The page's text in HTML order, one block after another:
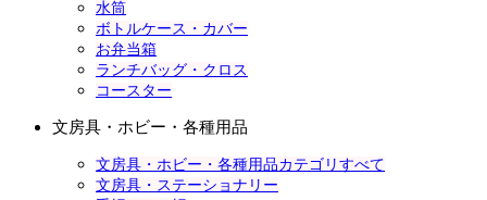
水筒
ボトルケース・カバー
お弁当箱
ランチバッグ・クロス
コースター
文房具・ホビー・各種用品
文房具・ホビー・各種用品カテゴリすべて
文房具・ステーショナリー